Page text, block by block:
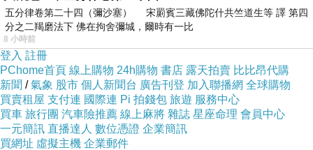
五分律卷第二十四（彌沙塞） 宋罽賓三藏佛陀什共竺道生等 譯 第四
分之二羯磨法下 佛在拘舍彌城，爾時有一比
8 小時前
登入 註冊
PChome首頁 線上購物 24h購物 書店 露天拍賣 比比昂代購
新聞 /氣象 股市 個人新聞台 廣告刊登 加入聯播網 全球購物
買賣租屋 支付連 國際連 Pi 拍錢包 旅遊 服務中心
買車 旅行團 汽車險推薦 線上麻將 雜誌 星座命理 會員中心
一元簡訊 直播達人 數位憑證 企業簡訊
買網址 虛擬主機 企業郵件